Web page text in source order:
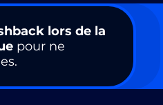
lors de la
pour ne